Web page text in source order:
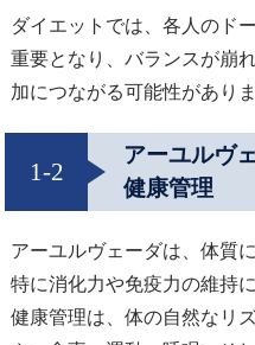
ダイエットでは、各人のド
重要となり、バランスが崩
加につながる可能性がありま
1-2
アーユルヴ
健康管理
アーユルヴェーダは、体質
特に消化力や免疫力の維持
健康管理は、体の自然なリ